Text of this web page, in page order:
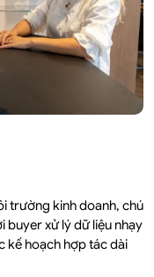
trường kinh doanh, chú
buyer xử lý dữ liệu nhạy
kế hoạch hợp tác dài